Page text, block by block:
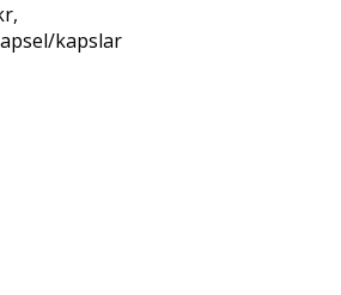
,
kapslar